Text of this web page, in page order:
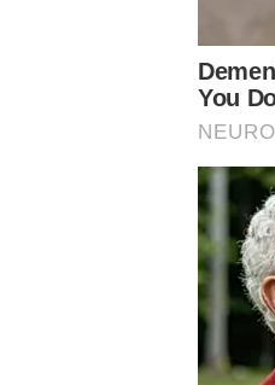
Após vitória, Willian Bigode
Luxemburgo valoriza
Fernando Prass admite
Luxemburgo volta ao 4-3-3
Conheça o canal do
Siga o Nosso Palestra